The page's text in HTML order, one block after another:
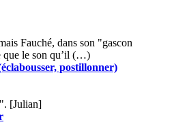
Fauché, dans son "gascon
que le son qu’il (…)
postillonner)
[Julian]